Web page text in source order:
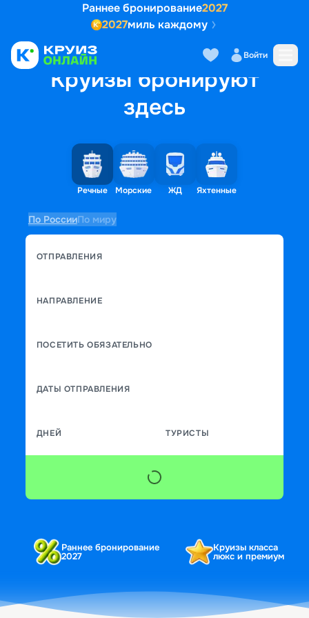
Раннее бронирование2027
2027миль каждому
Войти
Круизы бронируют
здесь
Речные Морские ЖД Яхтенные
По РоссииПо миру
ОТПРАВЛЕНИЯ
НАПРАВЛЕНИЕ
ПОСЕТИТЬ ОБЯЗАТЕЛЬНО
ДАТЫ ОТПРАВЛЕНИЯ
ДНЕЙ ТУРИСТЫ
Раннее бронирование
2027
Круизы класса
люкс и премиум